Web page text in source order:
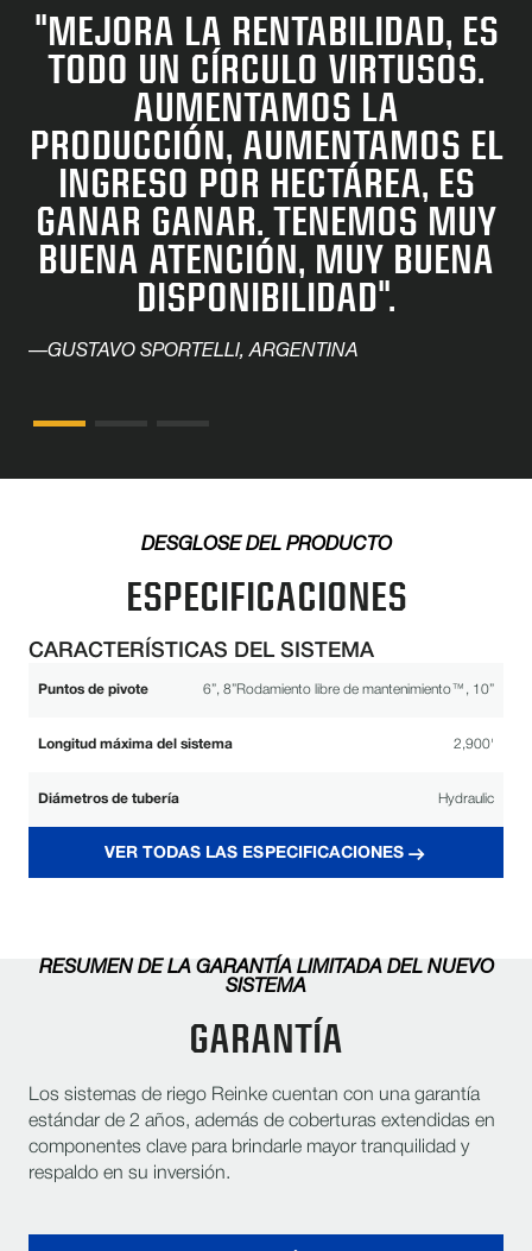
"MEJORA LA RENTABILIDAD, ES
TODO UN CÍRCULO VIRTUSOS.
AUMENTAMOS LA
PRODUCCIÓN, AUMENTAMOS EL
INGRESO POR HECTÁREA, ES
GANAR GANAR. TENEMOS MUY
BUENA ATENCIÓN, MUY BUENA
DISPONIBILIDAD".
—GUSTAVO SPORTELLI, ARGENTINA
DESGLOSE DEL PRODUCTO
ESPECIFICACIONES
CARACTERÍSTICAS DEL SISTEMA
Puntos de pivote 6”, 8”Rodamiento libre de mantenimiento™, 10”
Longitud máxima del sistema 2,900'
Diámetros de tubería Hydraulic
Diseñado para trabajar bajo condiciones exigentes
Respaldo real para un funcionamiento a
VER TODAS LAS ESPECIFICACIONES
RESUMEN DE LA GARANTÍA LIMITADA DEL NUEVO
SISTEMA
GARANTÍA
Los sistemas de riego Reinke cuentan con una garantía
estándar de 2 años, además de coberturas extendidas en
componentes clave para brindarle mayor tranquilidad y
respaldo en su inversión.